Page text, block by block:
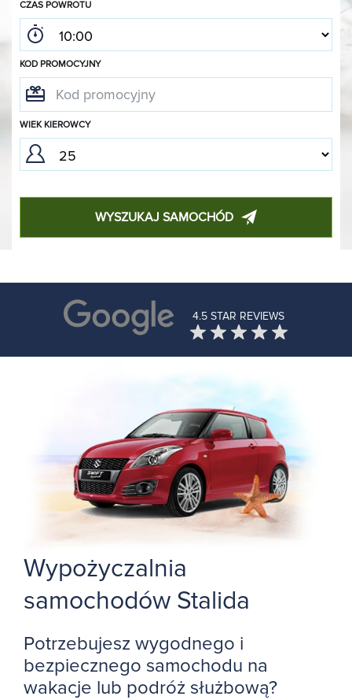
CZAS POWROTU
KOD PROMOCYJNY
WIEK KIEROWCY
WYSZUKAJ SAMOCHÓD
4.5 STAR REVIEWS
Wypożyczalnia
samochodów Stalida
Potrzebujesz wygodnego i
bezpiecznego samochodu na
wakacje lub podróż służbową?